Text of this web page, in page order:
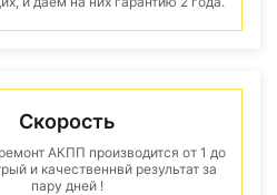
Скорость
АКПП производится от 1 до
и качественнвй результат за
пару дней !